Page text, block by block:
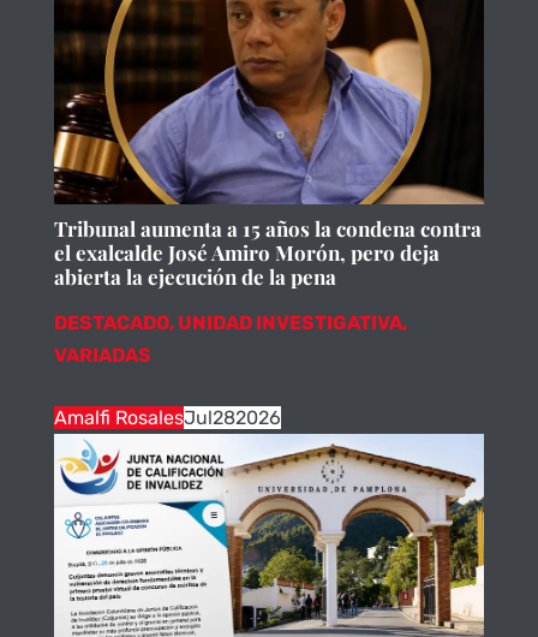
Tribunal aumenta a 15 años la condena contra
el exalcalde José Amiro Morón, pero deja
abierta la ejecución de la pena
DESTACADO, UNIDAD INVESTIGATIVA,
VARIADAS
Amalfi RosalesJul282026